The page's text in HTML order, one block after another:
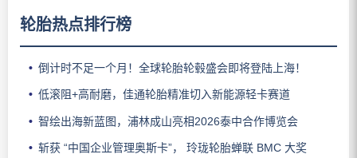
轮胎热点排行榜
倒计时不足一个月！全球轮胎轮毂盛会即将登陆上海！
低滚阻+高耐磨，佳通轮胎精准切入新能源轻卡赛道
智绘出海新蓝图，浦林成山亮相2026泰中合作博览会
斩获 “中国企业管理奥斯卡”， 玲珑轮胎蝉联 BMC 大奖